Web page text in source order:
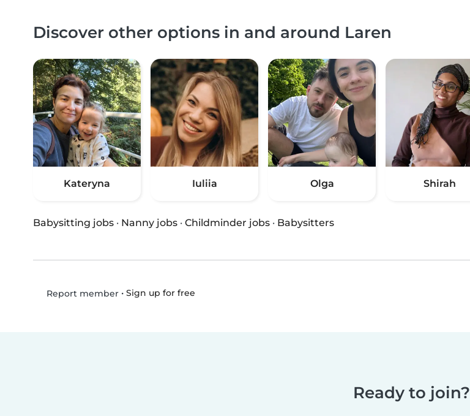
Discover other options in and around Laren
Kateryna Iuliia Olga Shirah
Babysitting jobs · Nanny jobs · Childminder jobs · Babysitters
Report member• Sign up for free
Ready to join?